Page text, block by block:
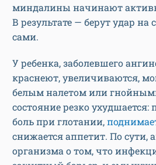
миндалины начинают
В результате — берут удар на
сами.
У ребенка, заболевшего
краснеют, увеличиваются,
белым налетом или
состояние резко ухудшается:
боль при глотании,
снижается аппетит. По сути,
организма о том, что